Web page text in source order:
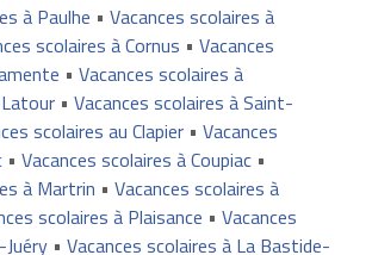
à Paulhe • Vacances scolaires à
scolaires à Cornus • Vacances
• Vacances scolaires à
• Vacances scolaires à Saint-
scolaires au Clapier• Vacances
• Vacances scolaires à Coupiac•
à Martrin • Vacances scolaires à
scolaires à Plaisance • Vacances
• Vacances scolaires à La Bastide-